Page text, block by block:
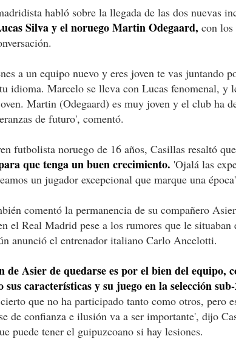
habló sobre la llegada de las dos nuevas
Silva y el noruego Martin Odegaard, con los
a un equipo nuevo y eres joven te vas juntando
idioma. Marcelo se lleva con Lucas fenomenal, y
Martin (Odegaard) es muy joven y el club ha
de futuro', comentó.
futbolista noruego de 16 años, Casillas resaltó
que tenga un buen crecimiento. 'Ojalá las
un jugador excepcional que marque una
comentó la permanencia de su compañero
el Real Madrid pese a los rumores que le
anunció el entrenador italiano Carlo Ancelotti.
de Asier de quedarse es por el bien del equipo,
sus características y su juego en la selección
que no ha participado tanto como otros, pero
de confianza e ilusión va a ser importante', dijo
puede tener el guipuzcoano si hay lesiones.